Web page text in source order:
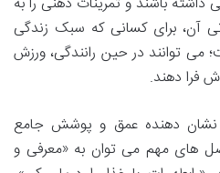
آن، برای کسانی که سبک زندگی
می توانند در حین رانندگی، ورزش
فرا دهند.
دهنده عمق و پوشش جامع
های مهم می توان به «معرفی و